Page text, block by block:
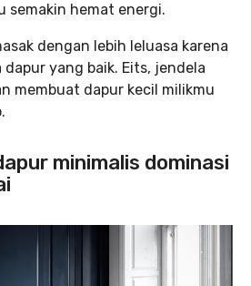
semakin hemat energi.
dengan lebih leluasa karena
yang baik. Eits, jendela
membuat dapur kecil milikmu
minimalis dominasi